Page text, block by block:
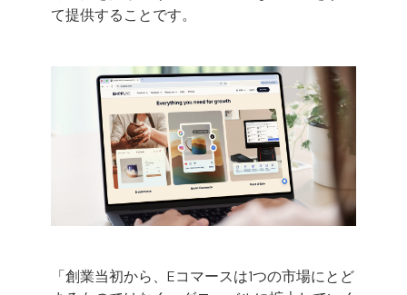
て提供することです。
「創業当初から、Eコマースは1つの市場にとど